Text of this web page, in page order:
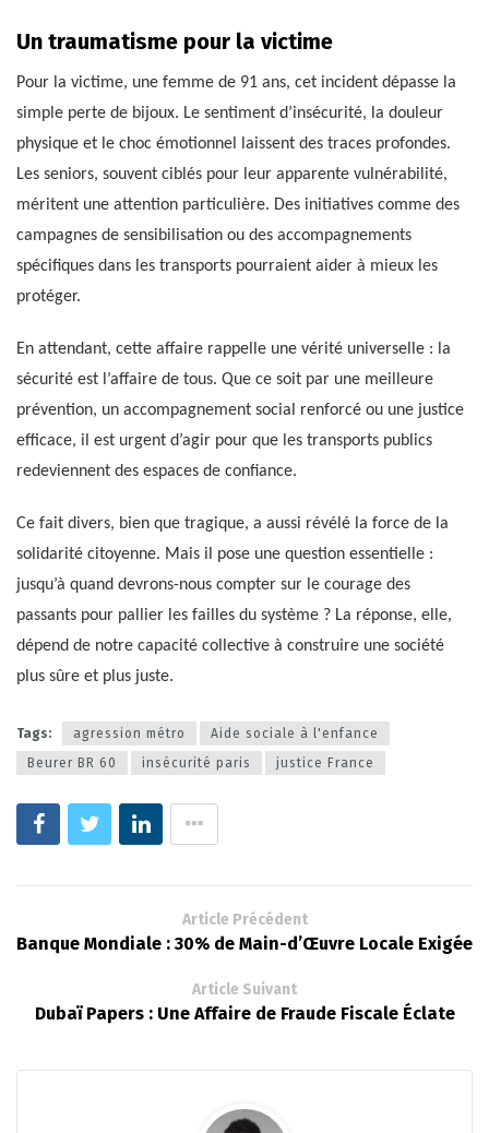
Un traumatisme pour la victime
Pour la victime, une femme de 91 ans, cet incident dépasse la
simple perte de bijoux. Le sentiment d’insécurité, la douleur
physique et le choc émotionnel laissent des traces profondes.
Les seniors, souvent ciblés pour leur apparente vulnérabilité,
méritent une attention particulière. Des initiatives comme des
campagnes de sensibilisation ou des accompagnements
spécifiques dans les transports pourraient aider à mieux les
protéger.
En attendant, cette affaire rappelle une vérité universelle : la
sécurité est l’affaire de tous. Que ce soit par une meilleure
prévention, un accompagnement social renforcé ou une justice
efficace, il est urgent d’agir pour que les transports publics
redeviennent des espaces de confiance.
Ce fait divers, bien que tragique, a aussi révélé la force de la
solidarité citoyenne. Mais il pose une question essentielle :
jusqu’à quand devrons-nous compter sur le courage des
passants pour pallier les failles du système ? La réponse, elle,
dépend de notre capacité collective à construire une société
plus sûre et plus juste.
Tags: agression métro
Aide sociale à l'enfance
Beurer BR 60
insécurité paris justice France
Article Précédent
Banque Mondiale : 30% de Main-d’Œuvre Locale Exigée
Article Suivant
Dubaï Papers : Une Affaire de Fraude Fiscale Éclate